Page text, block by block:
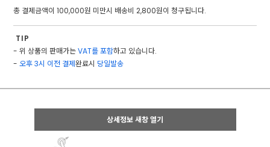
총 결제금액이 100,000원 미만시 배송비 2,800원이 청구됩니다.
TIP
- 위 상품의 판매가는VAT를 포함하고 있습니다.
-오후 3시 이전 결제완료시 당일발송
상세정보 새창 열기